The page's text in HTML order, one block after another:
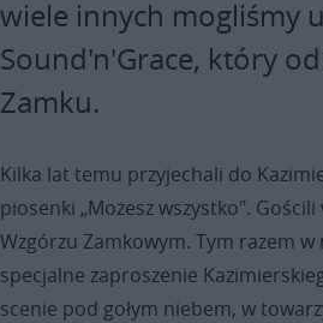
wiele innych mogliśmy
Sound'n'Grace, który
Zamku.
Kilka lat temu przyjechali do
piosenki „Możesz wszystko".
Wzgórzu Zamkowym. Tym razem
specjalne zaproszenie
scenie pod gołym niebem, w